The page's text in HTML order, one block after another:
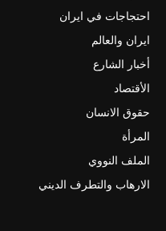
احتجاجات في ايران
ايران والعالم
أخبار الشارع
الأقتصاد
حقوق الانسان
المرأة
الملف النووي
الارهاب والتطرف الديني